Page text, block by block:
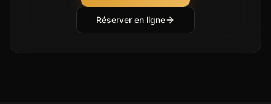
Réserver en ligne